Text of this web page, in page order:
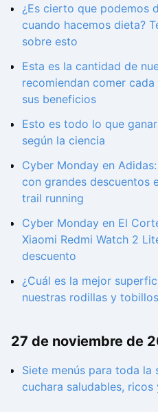
¿Es cierto que podemos
cuando hacemos dieta?
sobre esto
Esta es la cantidad de
recomiendan comer
sus beneficios
Esto es todo lo que
según la ciencia
Cyber Monday en
con grandes descuentos
trail running
Cyber Monday en El
Xiaomi Redmi Watch 2
descuento
¿Cuál es la mejor
nuestras rodillas y
27 de noviembre de
Siete menús para toda la
cuchara saludables, ricos